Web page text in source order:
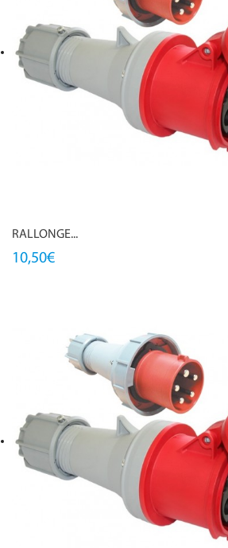
RALLONGE...
10,50€